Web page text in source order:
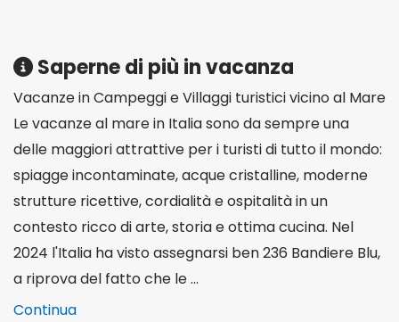
Saperne di più in vacanza
Vacanze in Campeggi e Villaggi turistici vicino al Mare
Le vacanze al mare in Italia sono da sempre una
delle maggiori attrattive per i turisti di tutto il mondo:
spiagge incontaminate, acque cristalline, moderne
strutture ricettive, cordialità e ospitalità in un
contesto ricco di arte, storia e ottima cucina. Nel
2024 l'Italia ha visto assegnarsi ben 236 Bandiere Blu,
a riprova del fatto che le ...
Continua